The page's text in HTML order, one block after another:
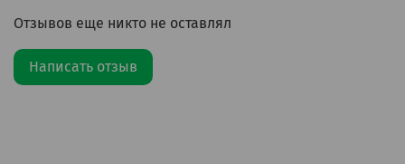
Отзывов еще никто не оставлял
Написать отзыв